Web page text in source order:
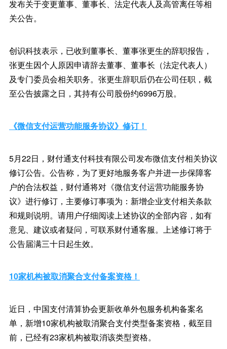
发布关于变更董事、董事长、法定代表人及高管离任等相
关公告。
创识科技表示，已收到董事长、董事张更生的辞职报告，
张更生因个人原因申请辞去董事、董事长（法定代表人）
及专门委员会相关职务。张更生辞职后仍在公司任职，截
至公告披露之日，其持有公司股份约6996万股。
《微信支付运营功能服务协议》修订！
5月22日，财付通支付科技有限公司发布微信支付相关协议
修订公告。公告称，为了更好地服务客户并进一步保障客
户的合法权益，财付通将对《微信支付运营功能服务协
议》进行修订，主要修订事项为：新增企业支付相关条款
和规则说明。请用户仔细阅读上述协议的全部内容，如有
意见、建议或者疑问，可联系财付通客服。上述修订将于
公告届满三十日起生效。
10家机构被取消聚合支付备案资格！
近日，中国支付清算协会更新收单外包服务机构备案名
单，新增10家机构被取消聚合支付类型备案资格，截至目
前，已经有23家机构被取消该类型资格。